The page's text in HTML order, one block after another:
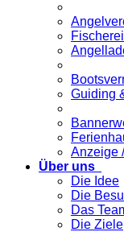
Guiding
Anzeige
Über uns
Die Idee
Die
Das
Die Ziele